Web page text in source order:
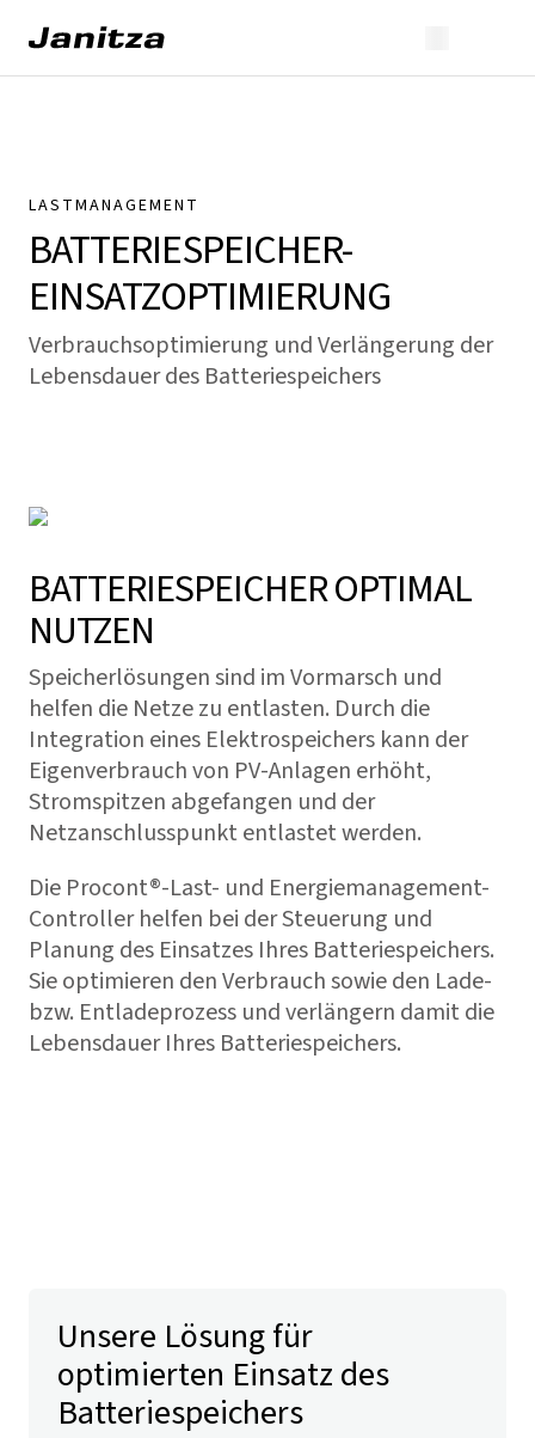
LASTMANAGEMENT
BATTERIESPEICHER-
EINSATZOPTIMIERUNG
Verbrauchsoptimierung und Verlängerung der
Lebensdauer des Batteriespeichers
BATTERIESPEICHER OPTIMAL
NUTZEN
Speicherlösungen sind im Vormarsch und
helfen die Netze zu entlasten. Durch die
Integration eines Elektrospeichers kann der
Eigenverbrauch von PV-Anlagen erhöht,
Stromspitzen abgefangen und der
Netzanschlusspunkt entlastet werden.
Die Procont®-Last- und Energiemanagement-
Controller helfen bei der Steuerung und
Planung des Einsatzes Ihres Batteriespeichers.
Sie optimieren den Verbrauch sowie den Lade-
bzw. Entladeprozess und verlängern damit die
Lebensdauer Ihres Batteriespeichers.
Unsere Lösung für
optimierten Einsatz des
Batteriespeichers